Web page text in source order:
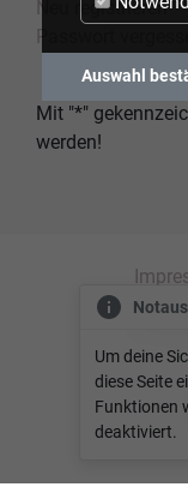
Auswahl
Neu registrieren
Passwort
Mit "*"
werden!
©
Um deine
diese Seite
Funktionen
deaktiviert.